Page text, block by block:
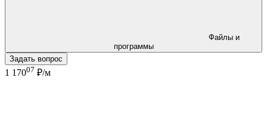
программы
Задать вопрос
1 17007 ₽/м